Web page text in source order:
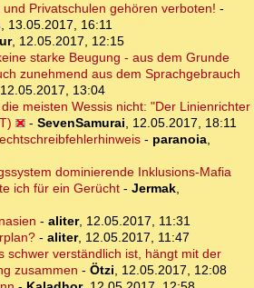
Privatschulen gehören verboten! -
, 13.05.2017, 16:11
, 12.05.2017, 12:15
starke Beugung - aus dem Grunde
zunehmend aus dem Sprachgebrauch
12.05.2017, 13:04
meisten Wessis nicht: "Der Linienrichter
- SevenSamurai, 12.05.2017, 18:11
- paranoia,
dominierende Inklusions-Mafia
ich für ein Gerücht - Jermak,
- aliter, 12.05.2017, 11:31
- aliter, 12.05.2017, 11:47
schwer verständlich ist, hängt mit der
zusammen - Ötzi, 12.05.2017, 12:08